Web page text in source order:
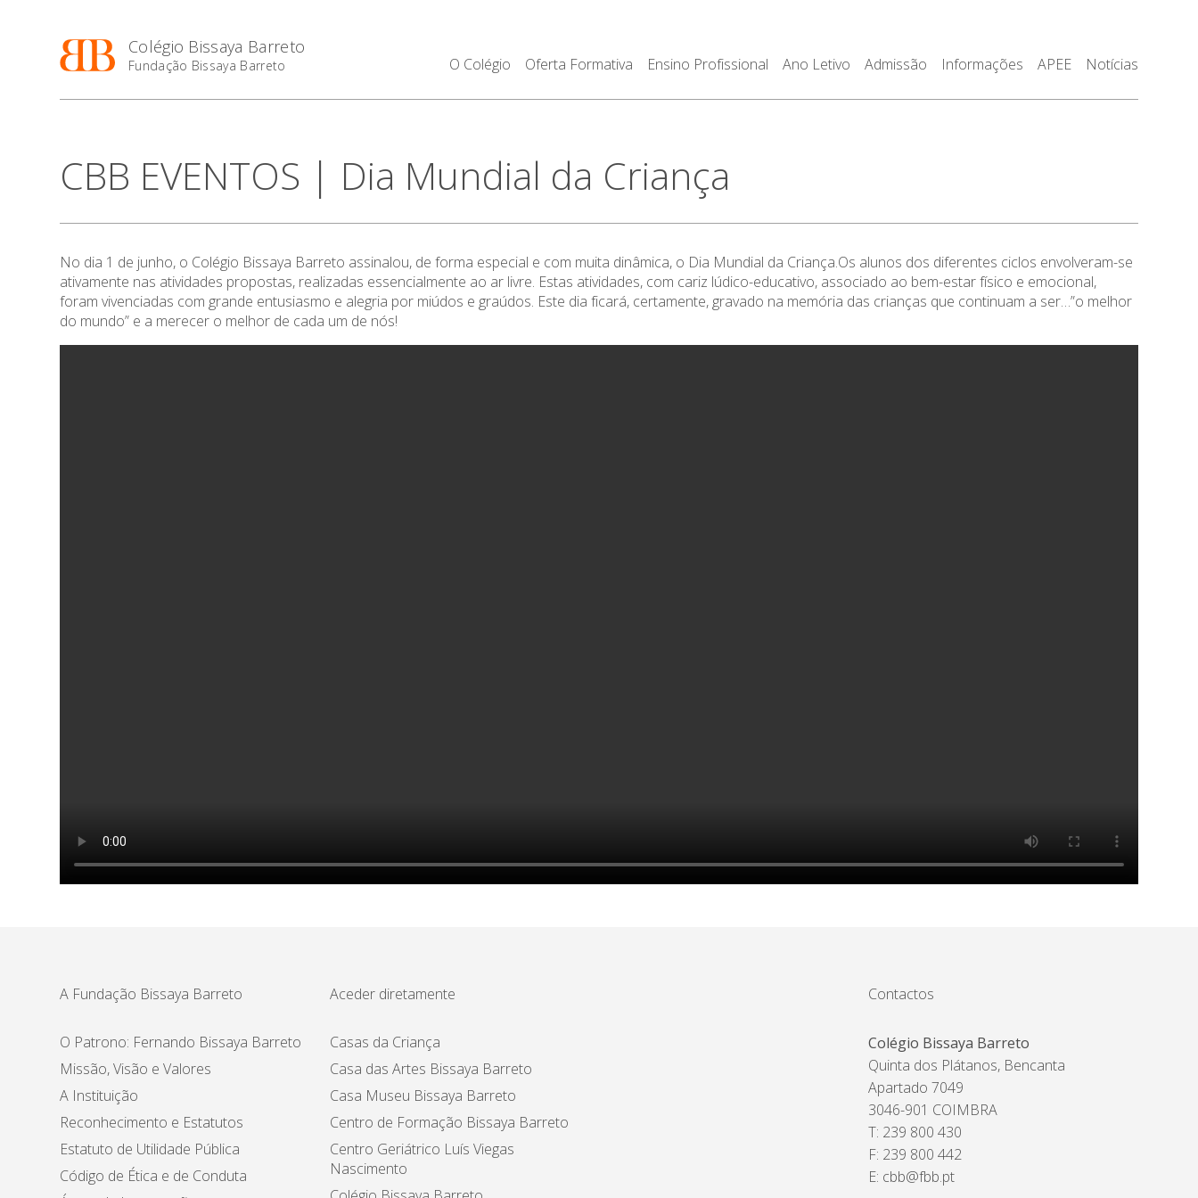
Colégio Bissaya Barreto
Fundação Bissaya Barreto O Colégio Oferta Formativa Ensino Profissional Ano Letivo Admissão Informações APEE Notícias
CBB EVENTOS | Dia Mundial da Criança
No dia 1 de junho, o Colégio Bissaya Barreto assinalou, de forma especial e com muita dinâmica, o Dia Mundial da Criança.Os alunos dos diferentes ciclos envolveram-se
ativamente nas atividades propostas, realizadas essencialmente ao ar livre. Estas atividades, com cariz lúdico-educativo, associado ao bem-estar físico e emocional,
foram vivenciadas com grande entusiasmo e alegria por miúdos e graúdos. Este dia ficará, certamente, gravado na memória das crianças que continuam a ser…”o melhor
do mundo” e a merecer o melhor de cada um de nós!
A Fundação Bissaya Barreto
O Patrono: Fernando Bissaya Barreto
Missão, Visão e Valores
A Instituição
Reconhecimento e Estatutos
Estatuto de Utilidade Pública
Código de Ética e de Conduta
Aceder diretamente
Casas da Criança
Casa das Artes Bissaya Barreto
Casa Museu Bissaya Barreto
Centro de Formação Bissaya Barreto
Centro Geriátrico Luís Viegas
Nascimento
Contactos
Colégio Bissaya Barreto
Quinta dos Plátanos, Bencanta
Apartado 7049
3046-901 COIMBRA
T: 239 800 430
F: 239 800 442
E: cbb@fbb.pt